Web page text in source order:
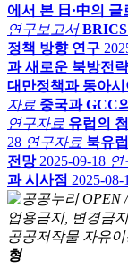
에서 본 日·中의
연구보고서
정책 방향 연구
과 새로운 북방전
대만정책과 동아
자료 중국과 GCC
연구자료 유럽의
28 연구자료 북유
전망 2025-09-18
과 시사점 2025-08-
공공저작물 자유
형